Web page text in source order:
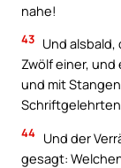
nahe!
43 Und
Zwölf einer, und
und mit
44 Und der
gesagt: